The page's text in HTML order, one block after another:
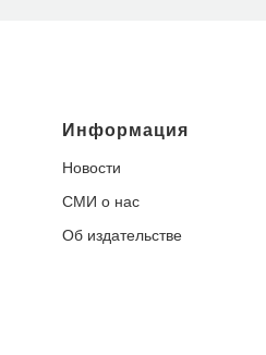
Информация
Новости
СМИ о нас
Об издательстве